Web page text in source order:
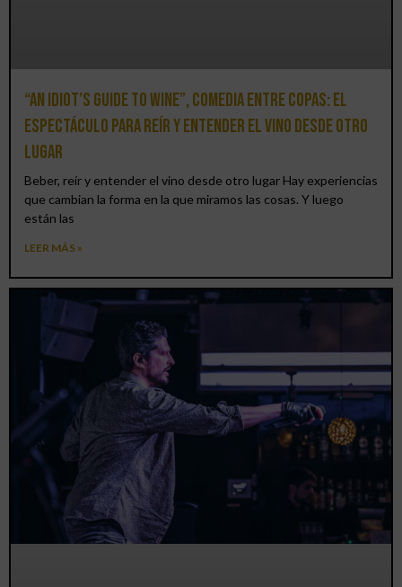
“An Idiot’s Guide to Wine”, comedia entre copas: el
espectáculo para reír y entender el vino desde otro
lugar
Beber, reír y entender el vino desde otro lugar Hay experiencias
que cambian la forma en la que miramos las cosas. Y luego
están las
LEER MÁS »